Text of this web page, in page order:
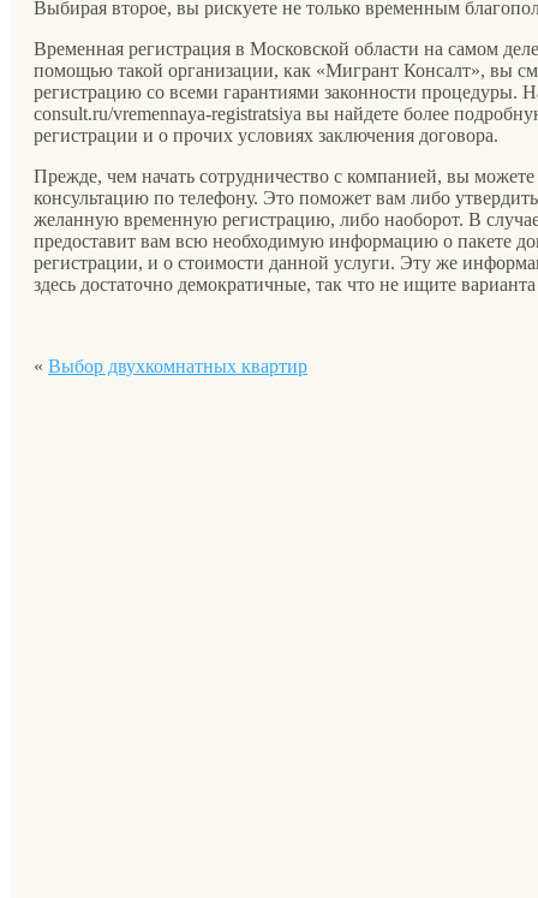
Выбирая второе, вы рискуете не только временным
Временная регистрация в Московской области на самом
помощью такой организации, как «Мигрант Консалт», вы
регистрацию со всеми гарантиями законности процедуры.
consult.ru/vremennaya-registratsiya вы найдете более
регистрации и о прочих условиях заключения договора.
Прежде, чем начать сотрудничество с компанией, вы
консультацию по телефону. Это поможет вам либо
желанную временную регистрацию, либо наоборот. В
предоставит вам всю необходимую информацию о пакете
регистрации, и о стоимости данной услуги. Эту же
здесь достаточно демократичные, так что не ищите
« Выбор двухкомнатных квартир